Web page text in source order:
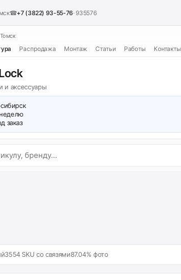
☎+7 (3822) 93-55-76· 935576
Томск
Распродажа Монтаж Статьи Работы Контакты
и аксессуары
заказ
3554 SKU со связями87.04% фото